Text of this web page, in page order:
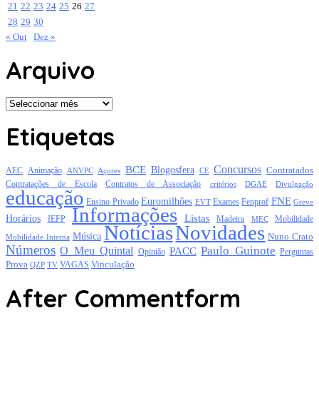
21 22 23 24 25 26 27
28 29 30
« Out Dez »
Arquivo
Arquivo
Etiquetas
AEC Animação ANVPC Açores BCE Blogosfera CE Concursos Contratados
Contratações de Escola Contratos de Associação critérios DGAE Divulgação
educação Ensino Privado Euromilhões EVT Exames Fenprof FNE Greve
Horários IEFP Informações Listas Madeira MEC Mobilidade
Mobilidade Interna Música NotíciasNovidades Nuno Crato
Números O Meu Quintal Opinião PACC Paulo Guinote Perguntas
Prova QZP TV VAGAS Vinculação
After Commentform